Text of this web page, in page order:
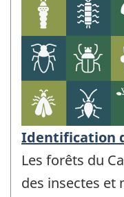
Identification
Les forêts du
des insectes et